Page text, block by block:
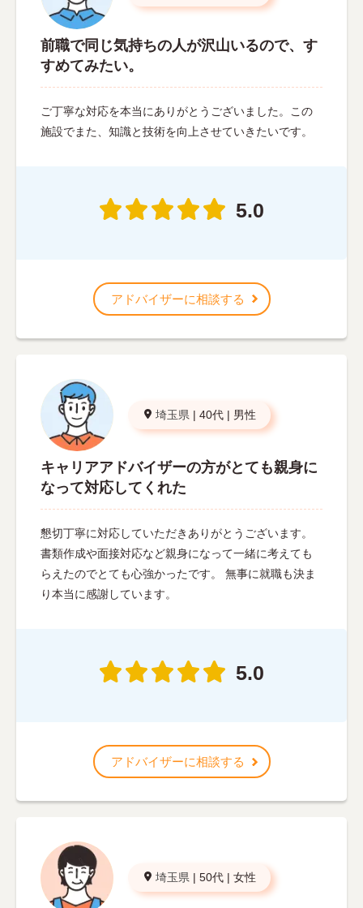
前職で同じ気持ちの人が沢山いるので、す
すめてみたい。
ご丁寧な対応を本当にありがとうございました。この
施設でまた、知識と技術を向上させていきたいです。
5.0
アドバイザーに相談する
埼玉県 | 40代 | 男性
キャリアアドバイザーの方がとても親身に
なって対応してくれた
懇切丁寧に対応していただきありがとうございます。
書類作成や面接対応など親身になって一緒に考えても
らえたのでとても心強かったです。 無事に就職も決ま
り本当に感謝しています。
5.0
アドバイザーに相談する
埼玉県 | 50代 | 女性